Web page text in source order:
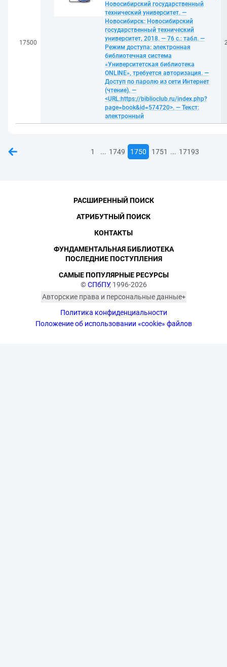
17500
Новосибирский государственный
технический университет. —
Новосибирск: Новосибирский
государственный технический
университет, 2018. — 76 с.: табл. —
Режим доступа: электронная
библиотечная система
«Университетская библиотека
ONLINE», требуется авторизация. —
Доступ по паролю из сети Интернет
(чтение). —
<URL:https://biblioclub.ru/index.php?
page=book&id=574720>. — Текст:
электронный
1 ... 1749 1750 1751 ... 17193
©СПбПУ, 1996-2026
Авторские права и персональные данные
изображённых лиц в соответствии
с требованиями законодательства
Политика конфиденциальности
Положение об использовании «cookie» файлов
РАСШИРЕННЫЙ ПОИСК
АТРИБУТНЫЙ ПОИСК
КОНТАКТЫ
ФУНДАМЕНТАЛЬНАЯ БИБЛИОТЕКА
ПОСЛЕДНИЕ ПОСТУПЛЕНИЯ
САМЫЕ ПОПУЛЯРНЫЕ РЕСУРСЫ